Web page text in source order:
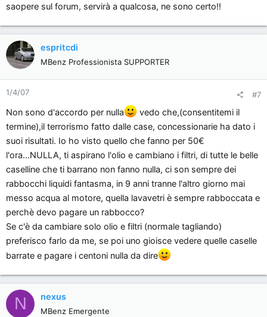
saopere sul forum, servirà a qualcosa, ne sono certo!!
espritcdi
MBenz Professionista SUPPORTER
1/4/07 #7
Non sono d'accordo per nulla
vedo che,(consentitemi il
termine),il terrorismo fatto dalle case, concessionarie ha dato i
suoi risultati. Io ho visto quello che fanno per 50€
l'ora...NULLA, ti aspirano l'olio e cambiano i filtri, di tutte le belle
caselline che ti barrano non fanno nulla, ci son sempre dei
rabbocchi liquidi fantasma, in 9 anni tranne l'altro giorno mai
messo acqua al motore, quella lavavetri è sempre rabboccata e
perchè devo pagare un rabbocco?
Se c'è da cambiare solo olio e filtri (normale tagliando)
preferisco farlo da me, se poi uno gioisce vedere quelle caselle
barrate e pagare i centoni nulla da dire
N nexus
MBenz Emergente